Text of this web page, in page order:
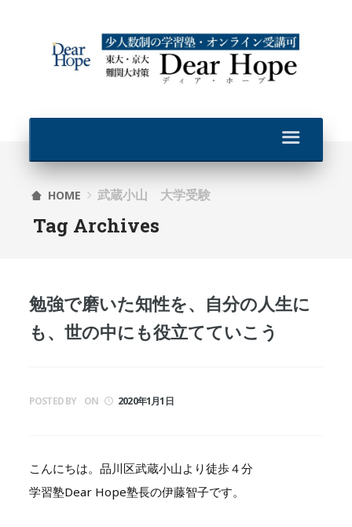
HOME 武蔵小山 大学受験
Tag Archives
勉強で磨いた知性を、自分の人生に
も、世の中にも役立てていこう
POSTED BY ON 2020年1月1日
こんにちは。品川区武蔵小山より徒歩４分
学習塾Dear Hope塾長の伊藤智子です。